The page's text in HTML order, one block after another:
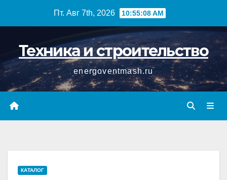
Пт. Авг 7th, 2026 10:55:09 AM
Техника и строительство
energoventmash.ru
КАТАЛОГ